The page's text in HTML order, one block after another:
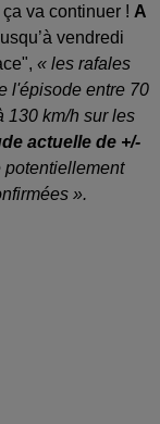
va continuer ! A
vendredi
« les rafales
l'épisode entre 70
130 km/h sur les
actuelle de +/-
potentiellement
».